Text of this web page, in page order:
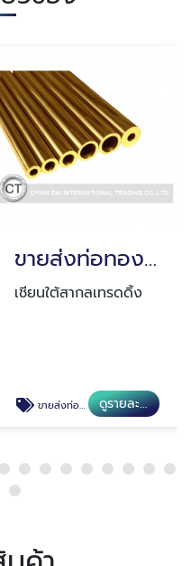
ขายส่งท่อทองเหลือง สมุทรปราการ
เชียนใต้สากลเทรดดิ้ง
ขายส่งท่อทองเหลือง สมุทรปราการ ดูรายละเอียด